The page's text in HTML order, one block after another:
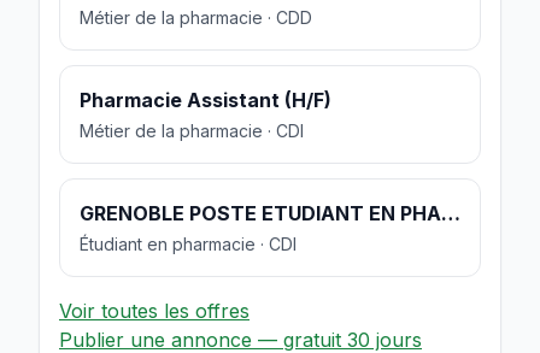
Métier de la pharmacie · CDD
Pharmacie Assistant (H/F)
Métier de la pharmacie · CDI
GRENOBLE POSTE ETUDIANT EN PHARMACIE
Étudiant en pharmacie · CDI
Voir toutes les offres
Publier une annonce — gratuit 30 jours